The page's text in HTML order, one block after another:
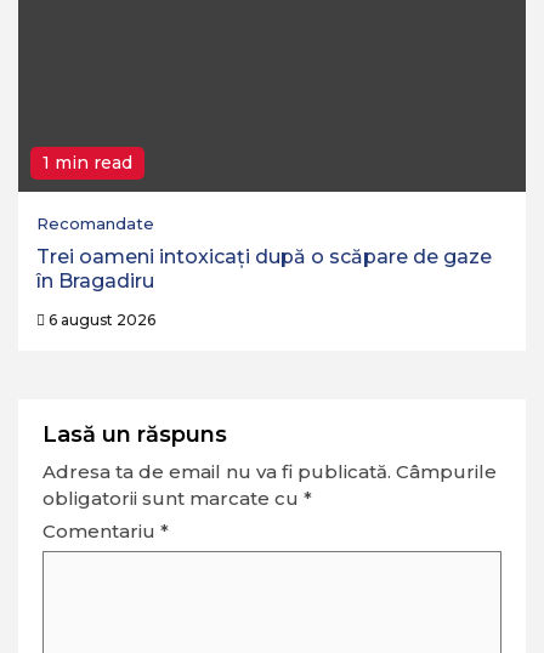
1 min read
Recomandate
Trei oameni intoxicați după o scăpare de gaze
în Bragadiru
6 august 2026
Lasă un răspuns
Adresa ta de email nu va fi publicată. Câmpurile
obligatorii sunt marcate cu *
Comentariu *